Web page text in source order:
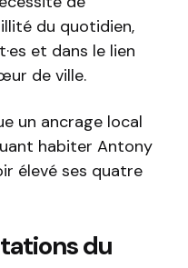
du quotidien,
et dans le lien
de ville.
un ancrage local
habiter Antony
élevé ses quatre
du